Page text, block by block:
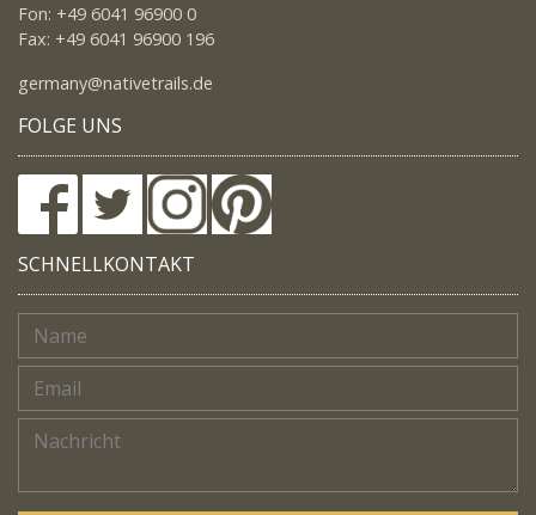
Fon: +49 6041 96900 0
Fax: +49 6041 96900 196
germany@nativetrails.de
FOLGE UNS
SCHNELLKONTAKT